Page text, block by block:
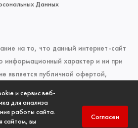
и сервис веб-
для анализа
работы сайта.
сайтом, вы
Согласен
Данных
на то, что данный интернет-сайт
информационный характер и ни при
является публичной офертой,
Для получения подробной
и стоимости указанных товаров и
обращайтесь к менеджерам отдела